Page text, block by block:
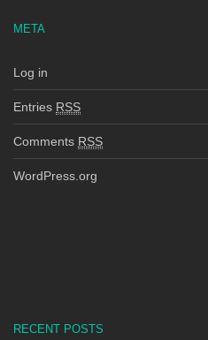
META
Log in
Entries RSS
Comments RSS
WordPress.org
RECENT POSTS